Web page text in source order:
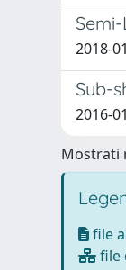
2018-
Sub-
2016-
Mostrati
file
file